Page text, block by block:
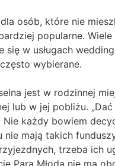
osób, które nie
popularne. Wiele
w usługach
wybierane.
jest w rodzinnej
lub w jej pobliżu.
Nie każdy bowiem
mają takich
trzeba ich